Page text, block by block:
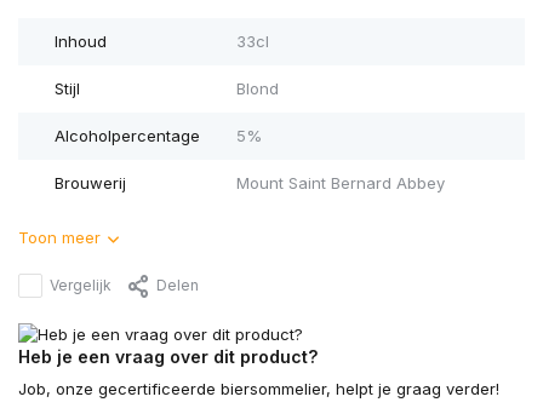
Inhoud 33cl
Stijl Blond
Alcoholpercentage 5%
Brouwerij Mount Saint Bernard Abbey
Toon meer
Vergelijk Delen
Heb je een vraag over dit product?
Job, onze gecertificeerde biersommelier, helpt je graag verder!